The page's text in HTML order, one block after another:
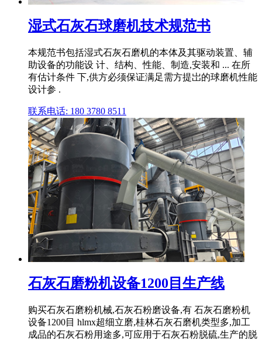
湿式石灰石球磨机技术规范书
本规范书包括湿式石灰石磨机的本体及其驱动装置、辅
助设备的功能设 计、结构、性能、制造,安装和 ... 在所
有估计条件 下,供方必须保证满足需方提岀的球磨机性能
设计参 .
联系电话: 180 3780 8511
石灰石磨粉机设备1200目生产线
购买石灰石磨粉机械,石灰石粉磨设备,有 石灰石磨粉机
设备1200目 hlmx超细立磨,桂林石灰石磨机类型多,加工
成品的石灰石粉用途多,可应用于石灰石粉脱硫,生产的脱